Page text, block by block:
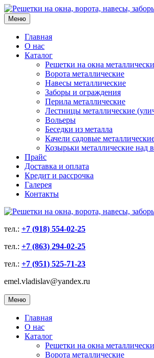
Меню
Главная
О нас
Каталог
Решетки на окна
Ворота металлические
Навесы металлические
Заборы и ограждения
Перила металлические
Лестницы металлические
Вольеры
Беседки из металла
Качели садовые
Козырьки металлические над
Прайс
Доставка и оплата
Кредит и рассрочка
Галерея
Контакты
тел.: +7 (918) 554-02-25
тел.: +7 (863) 294-02-25
тел.: +7 (951) 525-71-23
emel.vladislav@yandex.ru
Меню
Главная
О нас
Каталог
Решетки на окна
Ворота металлические